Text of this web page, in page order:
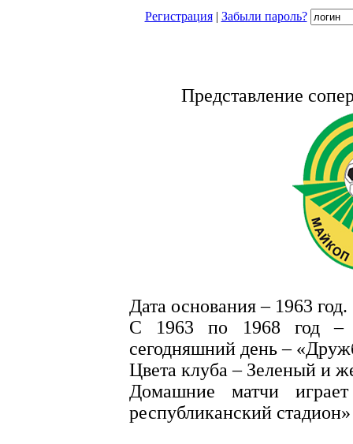
Регистрация| Забыли пароль?
Представление
Дата основания – 1963 год.
С 1963 по 1968 год –
сегодняшний день –
Цвета клуба – Зеленый и
Домашние матчи
республиканский